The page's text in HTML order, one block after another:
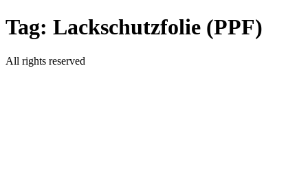
Tag: Lackschutzfolie (PPF)
All rights reserved